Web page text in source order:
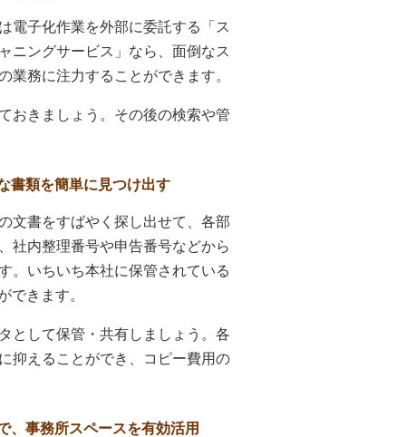
電子化作業を外部に委託する「ス
ニングサービス」なら、面倒なス
業務に注力することができます。
おきましょう。その後の検索や管
書類を簡単に見つけ出す
文書をすばやく探し出せて、各部
社内整理番号や申告番号などから
。いちいち本社に保管されている
できます。
として保管・共有しましょう。各
抑えることができ、コピー費用の
、事務所スペースを有効活用